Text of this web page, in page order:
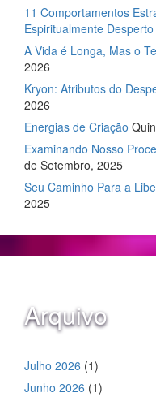
11 Comportamentos
Espiritualmente Desperto
A Vida é Longa, Mas o
2026
Kryon: Atributos do
2026
Energias de Criação
Examinando Nosso
de Setembro, 2025
Seu Caminho Para a
2025
Arquivo
Julho 2026 (1)
Junho 2026 (1)